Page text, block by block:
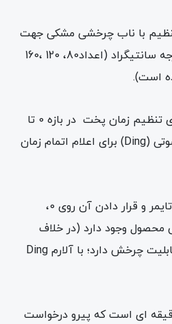
با ناب چرخشی مشکی جهت
تنظیم دما از 80 تا 200 درجه سانتیگراد (اعداد80، 120 ،160
- تایمر مکانیکی برای تنظیم زمان پخت در بازه 0 تا
60 دقیقه مجهز به آلارم صوتی (Ding) برای اعلام اتمام زمان
نکته: با چرخاندن سوئیچ تایمر و قرار دادن آن روی 0،
وجود دارد (در خلاف
جهت عقربه های ساعت قابلیت چرخش دارد؛ با آلارم Ding
اصلی محصول 30 دقیقه ای است که پیرو درخواست